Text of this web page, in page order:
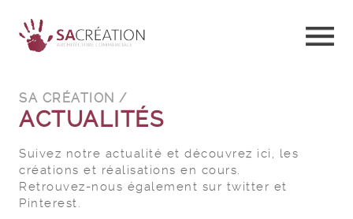
SA CRÉATION /
ACTUALITÉS
Suivez notre actualité et découvrez ici, les
créations et réalisations en cours.
Retrouvez-nous également sur twitter et
Pinterest.